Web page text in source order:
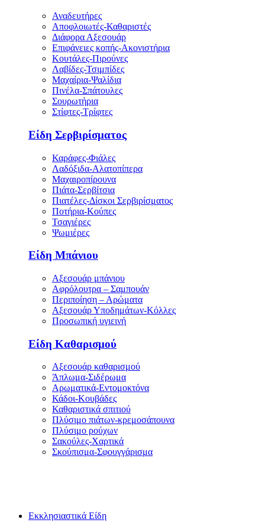
Αναδευτήρες
Αποφλοιωτές-Καθαριστές
Διάφορα Αξεσουάρ
Επιφάνειες κοπής-Ακονιστήρια
Κουτάλες-Πιρούνες
Λαβίδες-Τσιμπίδες
Μαχαίρια-Ψαλίδια
Πινέλα-Σπάτουλες
Σουρωτήρια
Στίφτες-Τρίφτες
Είδη Σερβιρίσματος
Καράφες-Φιάλες
Λαδόξιδα-Αλατοπίπερα
Μαχαιροπίρουνα
Πιάτα-Σερβίτσια
Πιατέλες-Δίσκοι Σερβιρίσματος
Ποτήρια-Κούπες
Τσαγιέρες
Ψωμιέρες
Είδη Μπάνιου
Αξεσουάρ μπάνιου
Αφρόλουτρα – Σαμπουάν
Περιποίηση – Αρώματα
Αξεσουάρ Υποδημάτων-Κόλλες
Προσωπική υγιεινή
Είδη Καθαρισμού
Αξεσουάρ καθαρισμού
Άπλωμα-Σιδέρωμα
Αρωματικά-Εντομοκτόνα
Κάδοι-Κουβάδες
Καθαριστικά σπιτιού
Πλύσιμο πιάτων-κρεμοσάπουνα
Πλύσιμο ρούχων
Σακούλες-Χαρτικά
Σκούπισμα-Σφουγγάρισμα
Εκκλησιαστικά Είδη